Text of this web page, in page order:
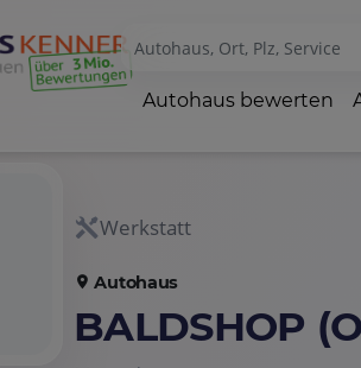
Autohaus bewerten
Werkstatt
Autohaus
BALDSHOP